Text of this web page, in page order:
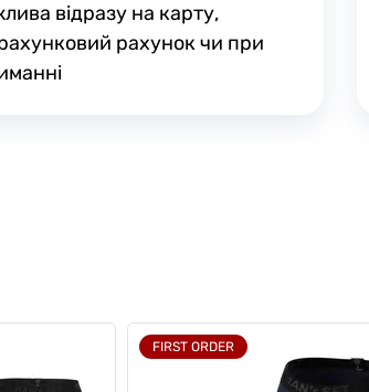
відразу на карту,
рахунок чи при
FIRST ORDER